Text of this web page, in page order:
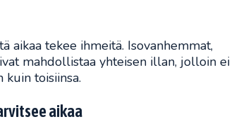
aikaa tekee ihmeitä. Isovanhemmat,
mahdollistaa yhteisen illan, jolloin ei
toisiinsa.
aikaa